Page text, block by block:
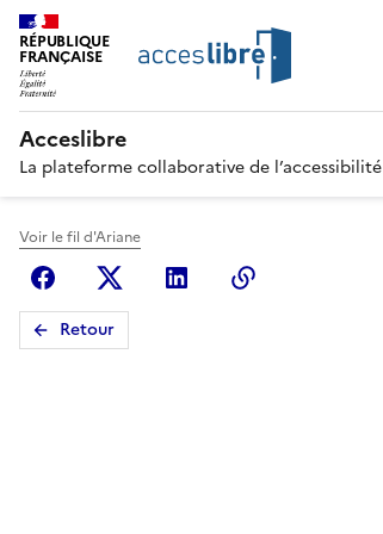
RÉPUBLIQUE
FRANÇAISE
Acceslibre
La plateforme collaborative de l’accessibilité
Voir le fil d'Ariane
FacebookX (anciennement Twitter)
Linkedin
Retour